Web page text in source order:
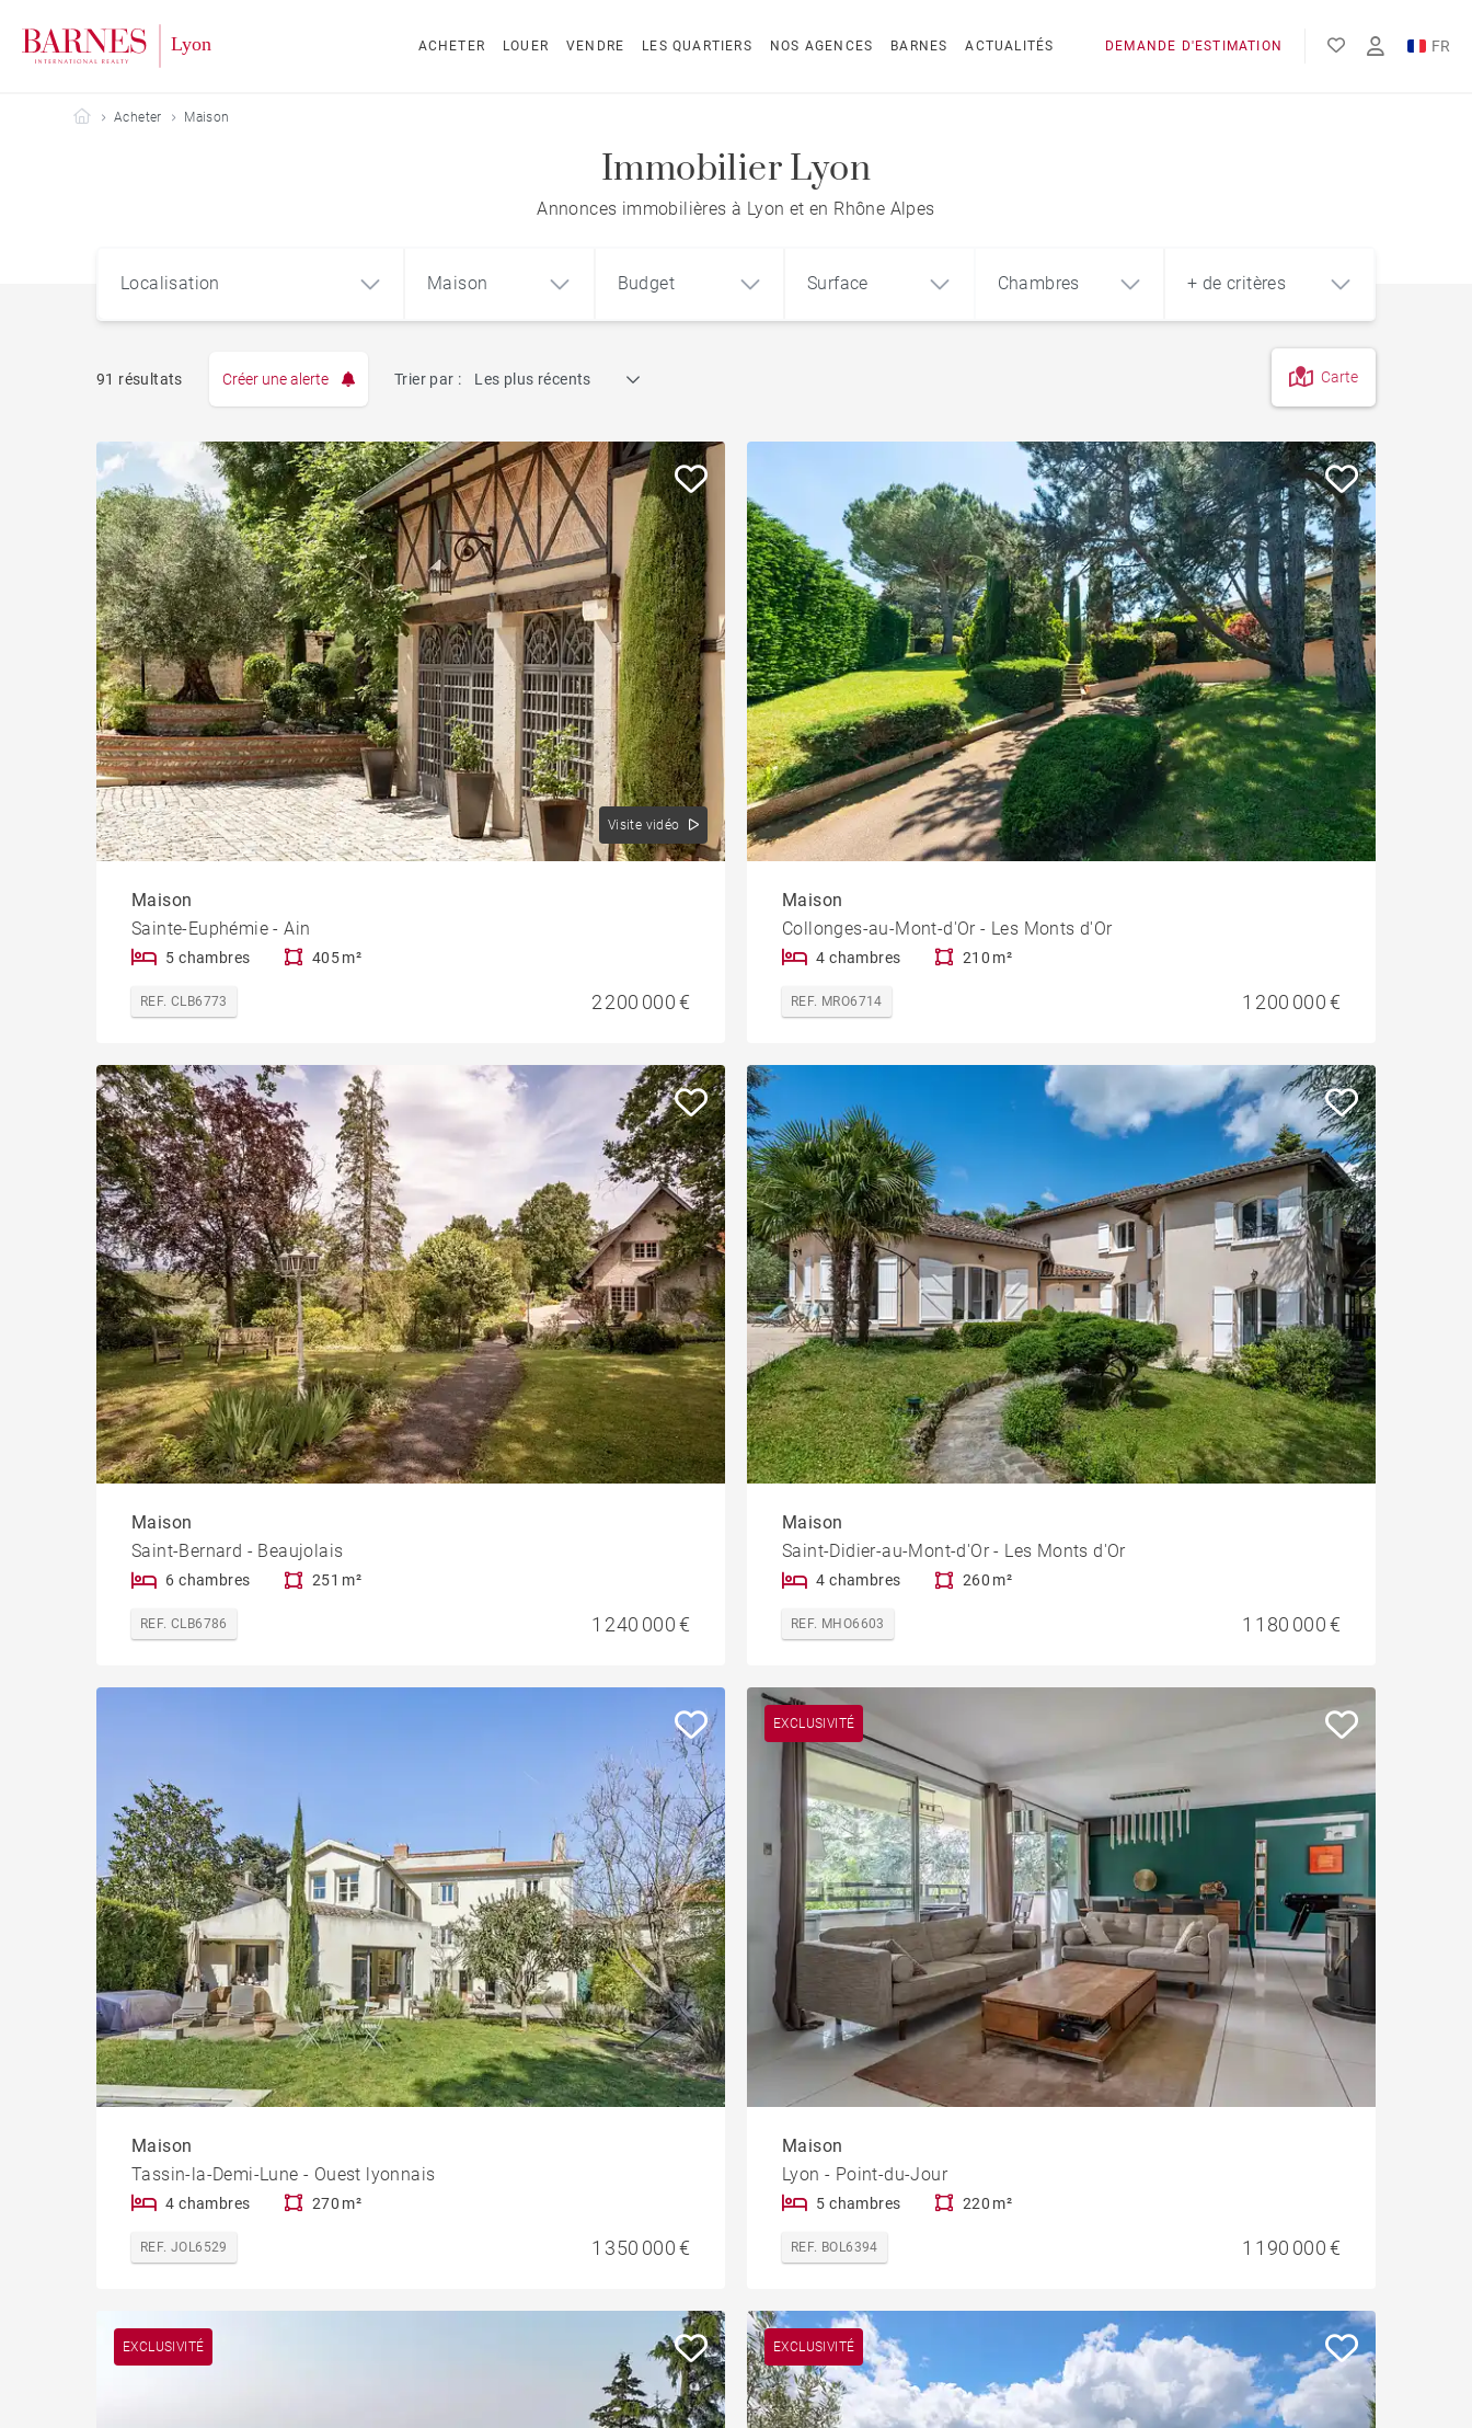
ACHETER LOUER VENDRE LES QUARTIERS NOS AGENCES BARNES ACTUALITÉS DEMANDE D'ESTIMATION
FR
Barnes Lyon
Acheter Maison
Immobilier Lyon
Annonces immobilières à Lyon et en Rhône Alpes
Localisation Maison
Appartement Maison Terrain
Château Programme Propriété
Budget Surface Chambres + de critères
Style contemporain
Vue Rhône Loft
Pied-à-terre Toit terrasse
Vue dégagée Vue Fourvière
Vue Saône Duplex
À rénover Hôtel particulier
Campagne Climatisation
Ascenseur Jardin
Accès PMR Terrasse / balcon
91 résultats Créer une alerte Trier par : Les plus récents Carte
Visite vidéo
Maison
Sainte-Euphémie - Ain
5 chambres 405 m²
REF. CLB6773 2 200 000 €
Maison
Collonges-au-Mont-d'Or - Les Monts d'Or
4 chambres 210 m²
REF. MRO6714 1 200 000 €
Maison
Saint-Bernard - Beaujolais
6 chambres 251 m²
REF. CLB6786 1 240 000 €
Maison
Saint-Didier-au-Mont-d'Or - Les Monts d'Or
4 chambres 260 m²
REF. MHO6603 1 180 000 €
Maison
Tassin-la-Demi-Lune - Ouest lyonnais
4 chambres 270 m²
REF. JOL6529 1 350 000 €
EXCLUSIVITÉ
Maison
Lyon - Point-du-Jour
5 chambres 220 m²
REF. BOL6394 1 190 000 €
EXCLUSIVITÉ EXCLUSIVITÉ